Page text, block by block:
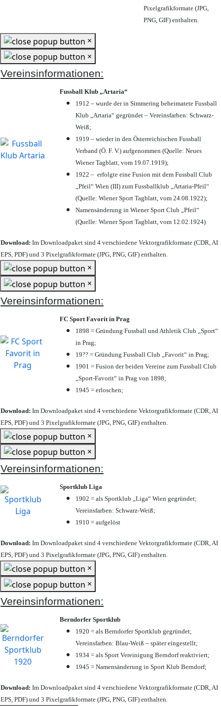
Pixelgrafikformate (JPG,
PNG, GIF) enthalten.
×
×
Vereinsinformationen:
Fussball Klub „Artaria“
1912 – wurde der in Simmering beheimatete Fussball
Klub „Artaria“ gegründet – Vereinsfarben: Schwarz-
Weiß;
1919 – wieder in den Österreichischen Fussball
Verband (Ö. F. V.) aufgenommen (Quelle: Neues
Wiener Tagblatt, vom 19.07.1919);
1922 – erfolgte eine Fusion mit dem Fussball Club
„Pfeil“ Wien (III) zum Fussballklub „Artaria-Pfeil“
(Quelle: Wiener Sport Tagblatt, vom 24.08.1922);
Namensänderung in Wiener Sport Club „Pfeil“
(Quelle: Wiener Sport Tagblatt, vom 12.02.1924)
Download: Im Downloadpaket sind 4 verschiedene Vektorgrafikformate (CDR, AI
EPS, PDF) und 3 Pixelgrafikformate (JPG, PNG, GIF) enthalten.
×
×
Vereinsinformationen:
FC Sport Favorit in Prag
1898 = Gründung Fussball und Athletik Club „Sport“
in Prag;
19?? = Gründung Fussball Club „Favorit“ in Prag;
1901 = Fusion der beiden Vereine zum Fussball Club
„Sport-Favorit“ in Prag von 1898;
1945 = erloschen;
Download: Im Downloadpaket sind 4 verschiedene Vektorgrafikformate (CDR, AI
EPS, PDF) und 3 Pixelgrafikformate (JPG, PNG, GIF) enthalten.
×
×
Vereinsinformationen:
Sportklub Liga
1902 = als Sportklub „Liga“ Wien gegründet;
Vereinsfarben: Schwarz-Weiß;
1910 = aufgelöst
Download: Im Downloadpaket sind 4 verschiedene Vektorgrafikformate (CDR, AI
EPS, PDF) und 3 Pixelgrafikformate (JPG, PNG, GIF) enthalten.
×
×
Vereinsinformationen:
Berndorfer Sportklub
1920 = als Berndorfer Sportklub gegründet;
Vereinsfarben: Blau-Weiß – später eingestellt;
1934 = als Sport Vereinigung Berndorf reaktiviert;
1945 = Namensänderung in Sport Klub Berndorf;
Download: Im Downloadpaket sind 4 verschiedene Vektorgrafikformate (CDR, AI
EPS, PDF) und 3 Pixelgrafikformate (JPG, PNG, GIF) enthalten.